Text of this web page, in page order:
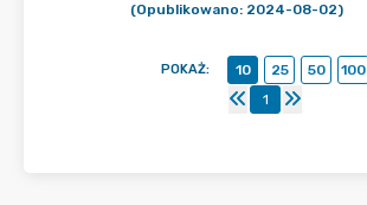
(Opublikowano: 2024-08-02)
POKAŻ: 10 25 50
100
1